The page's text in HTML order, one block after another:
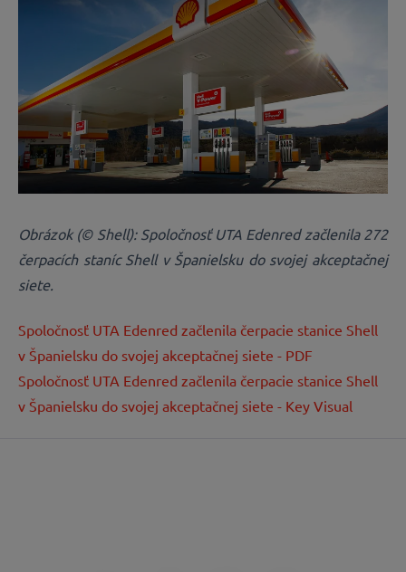
Obrázok (© Shell): Spoločnosť UTA Edenred začlenila 272
čerpacích staníc Shell v Španielsku do svojej akceptačnej
siete.
Spoločnosť UTA Edenred začlenila čerpacie stanice Shell
v Španielsku do svojej akceptačnej siete - PDF
Spoločnosť UTA Edenred začlenila čerpacie stanice Shell
v Španielsku do svojej akceptačnej siete - Key Visual